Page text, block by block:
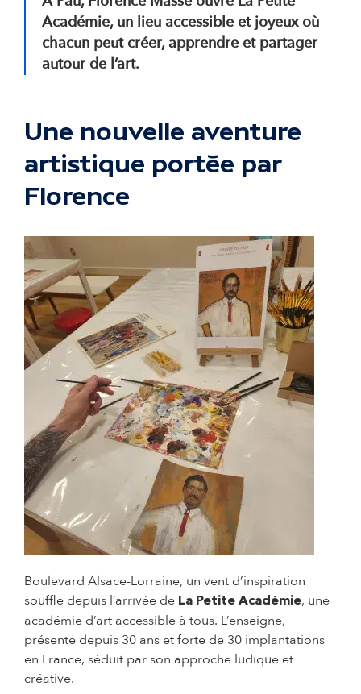
Académie, un lieu accessible et joyeux où
chacun peut créer, apprendre et partager
autour de l’art.
Une nouvelle aventure
artistique portée par
Florence
Boulevard Alsace-Lorraine, un vent d’inspiration
souffle depuis l’arrivée de La Petite Académie, une
académie d’art accessible à tous. L’enseigne,
présente depuis 30 ans et forte de 30 implantations
en France, séduit par son approche ludique et
créative.